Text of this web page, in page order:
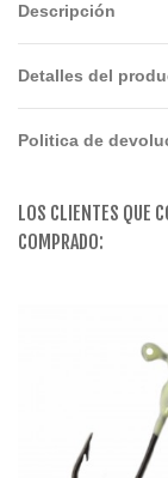
Descripción
Detalles del
Politica de
LOS CLIENTES QUE
COMPRADO: